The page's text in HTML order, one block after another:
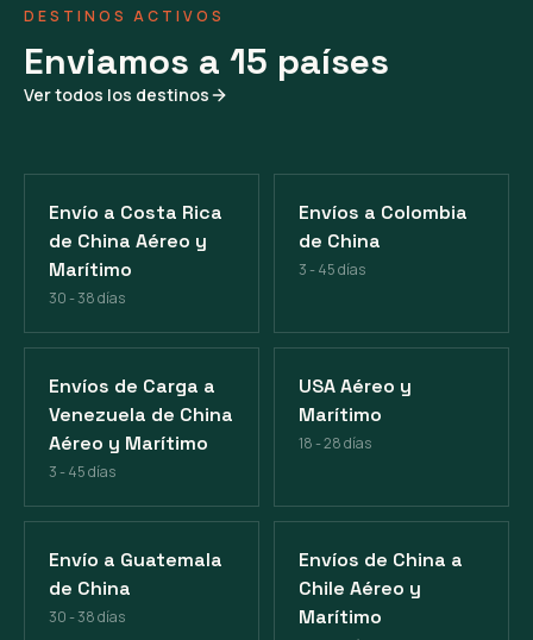
DESTINOS ACTIVOS
Enviamos a 15 países
Ver todos los destinos
Envío a Costa Rica
de China Aéreo y
Marítimo
30 - 38 días
Envíos a Colombia
de China
3 - 45 días
Envíos de Carga a
Venezuela de China
Aéreo y Marítimo
3 - 45 días
USA Aéreo y
Marítimo
18 - 28 días
Envío a Guatemala
de China
30 - 38 días
Envíos de China a
Chile Aéreo y
Marítimo